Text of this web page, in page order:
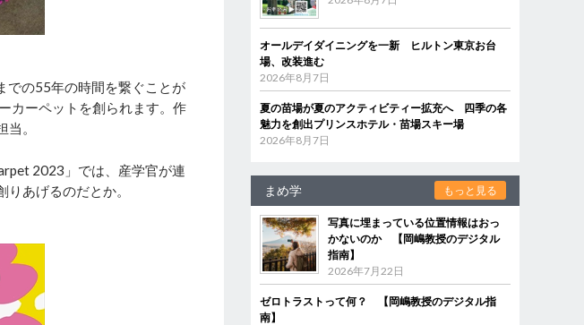
での55年の時間を繋ぐことが
カーペットを創られます。作
。
2023」では、産学官が連
あげるのだとか。
オールデイダイニングを一新 ヒルトン東京お台
場、改装進む
2026年8月7日
夏の苗場が夏のアクティビティー拡充へ 四季の各
魅力を創出プリンスホテル・苗場スキー場
2026年8月7日
まめ学 もっと見る
写真に埋まっている位置情報はおっ
かないのか 【岡嶋教授のデジタル
指南】
2026年7月22日
ゼロトラストって何？ 【岡嶋教授のデジタル指
南】